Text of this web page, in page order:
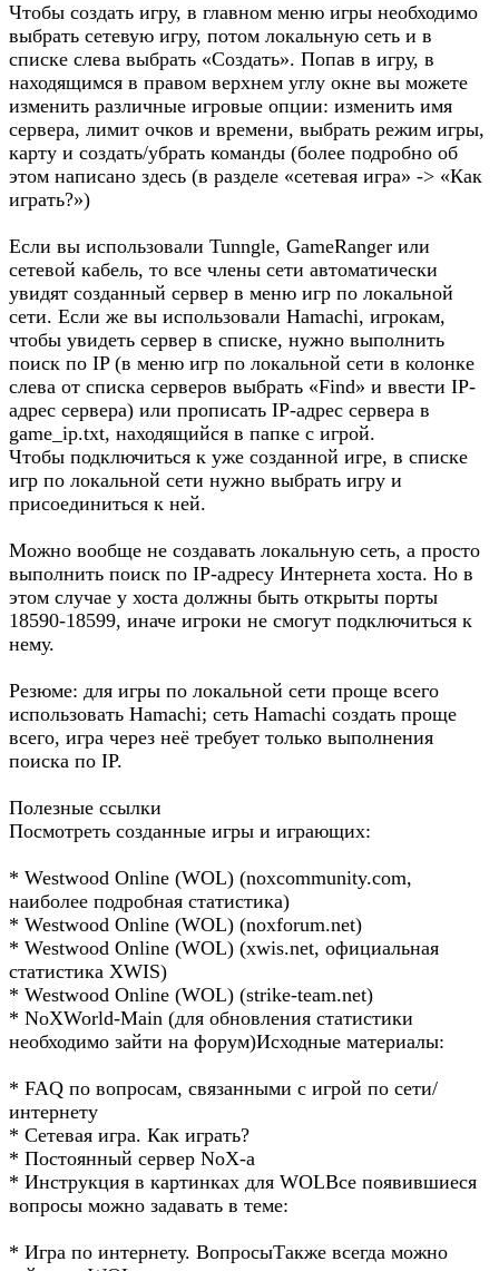
Чтобы создать игру, в главном меню игры необходимо
выбрать сетевую игру, потом локальную сеть и в
списке слева выбрать «Создать». Попав в игру, в
находящимся в правом верхнем углу окне вы можете
изменить различные игровые опции: изменить имя
сервера, лимит очков и времени, выбрать режим игры,
карту и создать/убрать команды (более подробно об
этом написано здесь (в разделе «сетевая игра» -> «Как
играть?»)
Если вы использовали Tunngle, GameRanger или
сетевой кабель, то все члены сети автоматически
увидят созданный сервер в меню игр по локальной
сети. Если же вы использовали Hamachi, игрокам,
чтобы увидеть сервер в списке, нужно выполнить
поиск по IP (в меню игр по локальной сети в колонке
слева от списка серверов выбрать «Find» и ввести IP-
адрес сервера) или прописать IP-адрес сервера в
game_ip.txt, находящийся в папке с игрой.
Чтобы подключиться к уже созданной игре, в списке
игр по локальной сети нужно выбрать игру и
присоединиться к ней.
Можно вообще не создавать локальную сеть, а просто
выполнить поиск по IP-адресу Интернета хоста. Но в
этом случае у хоста должны быть открыты порты
18590-18599, иначе игроки не смогут подключиться к
нему.
Резюме: для игры по локальной сети проще всего
использовать Hamachi; сеть Hamachi создать проще
всего, игра через неё требует только выполнения
поиска по IP.
Полезные ссылки
Посмотреть созданные игры и играющих:
* Westwood Online (WOL) (noxcommunity.com,
наиболее подробная статистика)
* Westwood Online (WOL) (noxforum.net)
* Westwood Online (WOL) (xwis.net, официальная
статистика XWIS)
* Westwood Online (WOL) (strike-team.net)
* NoXWorld-Main (для обновления статистики
необходимо зайти на форум)Исходные материалы:
* FAQ по вопросам, связанными с игрой по сети/
интернету
* Сетевая игра. Как играть?
* Постоянный сервер NoX-а
* Инструкция в картинках для WOLВсе появившиеся
вопросы можно задавать в теме:
* Игра по интернету. ВопросыТакже всегда можно